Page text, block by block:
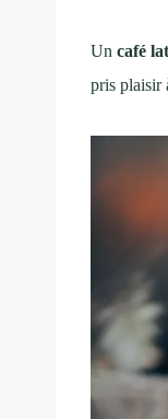
Uncafé
pris plaisir